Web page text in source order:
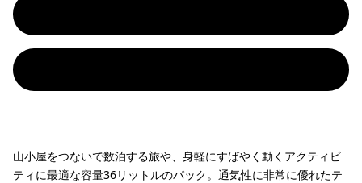
山小屋をつないで数泊する旅や、身軽にすばやく動くアクティビ
ティに最適な容量36リットルのパック。通気性に非常に優れたテ